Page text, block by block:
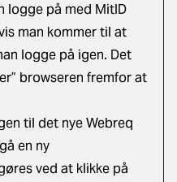
logge på med MitID
man kommer til at
logge på igen. Det
browseren fremfor at
til det nye Webreq
en ny
ved at klikke på